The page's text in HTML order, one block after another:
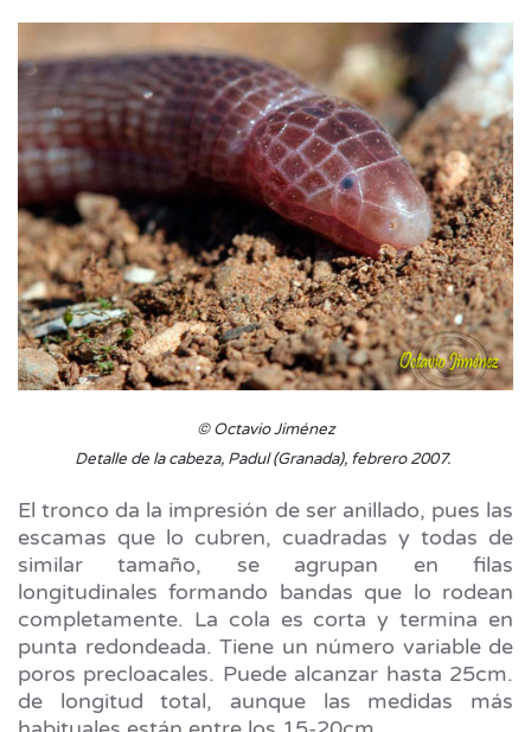
© Octavio Jiménez
Detalle de la cabeza, Padul (Granada), febrero 2007.
El tronco da la impresión de ser anillado, pues las
escamas que lo cubren, cuadradas y todas de
similar tamaño, se agrupan en filas
longitudinales formando bandas que lo rodean
completamente. La cola es corta y termina en
punta redondeada. Tiene un número variable de
poros precloacales. Puede alcanzar hasta 25cm.
de longitud total, aunque las medidas más